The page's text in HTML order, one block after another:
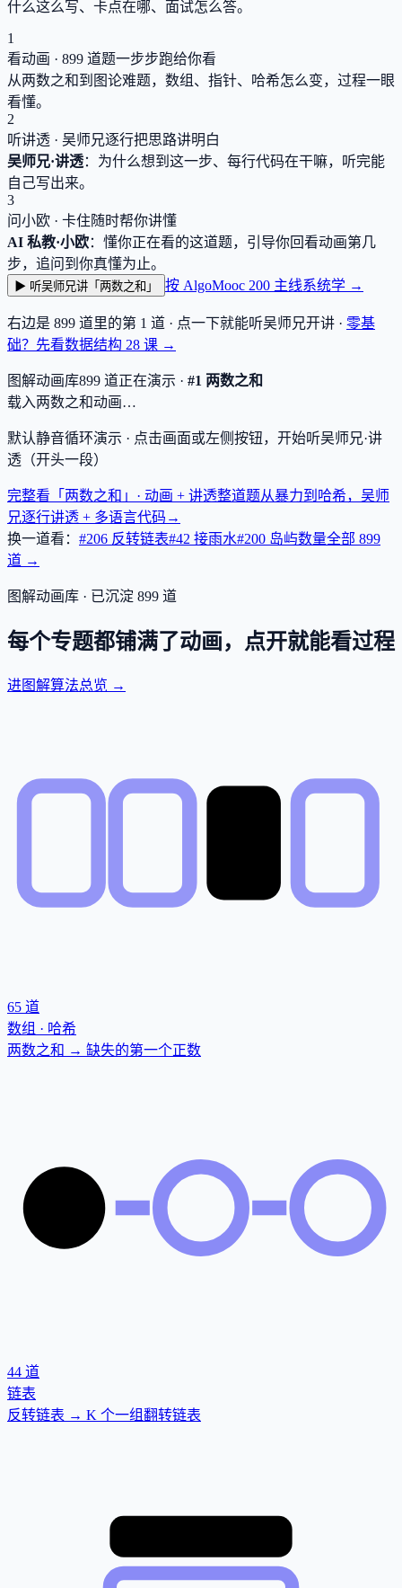
什么这么写、卡点在哪、面试怎么答。
1
看动画 · 899 道题一步步跑给你看
从两数之和到图论难题，数组、指针、哈希怎么变，过程一眼
看懂。
2
听讲透 · 吴师兄逐行把思路讲明白
吴师兄·讲透：为什么想到这一步、每行代码在干嘛，听完能
自己写出来。
3
问小欧 · 卡住随时帮你讲懂
AI 私教·小欧：懂你正在看的这道题，引导你回看动画第几
步，追问到你真懂为止。
▶ 听吴师兄讲「两数之和」 按 AlgoMooc 200 主线系统学 →
右边是 899 道里的第 1 道 · 点一下就能听吴师兄开讲 · 零基
础？先看数据结构 28 课 →
图解动画库899 道正在演示 · #1 两数之和
载入两数之和动画…
默认静音循环演示 · 点击画面或左侧按钮，开始听吴师兄·讲
透（开头一段）
完整看「两数之和」· 动画 + 讲透整道题从暴力到哈希，吴师
兄逐行讲透 + 多语言代码 →
换一道看： #206 反转链表#42 接雨水#200 岛屿数量全部 899
道 →
图解动画库 · 已沉淀 899 道
每个专题都铺满了动画，点开就能看过程
进图解算法总览 →
65 道
数组 · 哈希
两数之和 → 缺失的第一个正数
44 道
链表
反转链表 → K 个一组翻转链表